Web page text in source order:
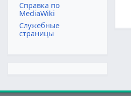
Справка по
MediaWiki
Служебные
страницы